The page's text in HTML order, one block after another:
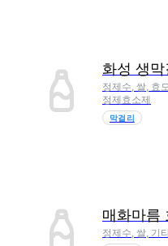
화성 생막
정제수, 쌀, 효
정제효소제
막걸리
매화마름
정제수, 쌀, 기